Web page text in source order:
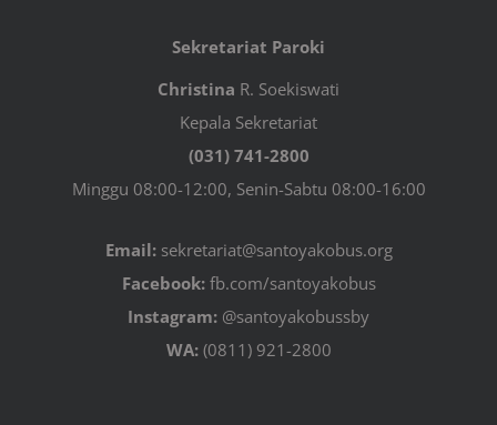
Sekretariat Paroki
Christina R. Soekiswati
Kepala Sekretariat
(031) 741-2800
Minggu 08:00-12:00, Senin-Sabtu 08:00-16:00
Email:sekretariat@santoyakobus.org
Facebook:fb.com/santoyakobus
Instagram: @santoyakobussby
WA:(0811) 921-2800